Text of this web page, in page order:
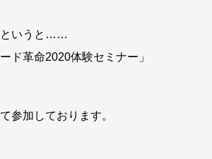
というと……
ド革命2020体験セミナー」
参加しております。